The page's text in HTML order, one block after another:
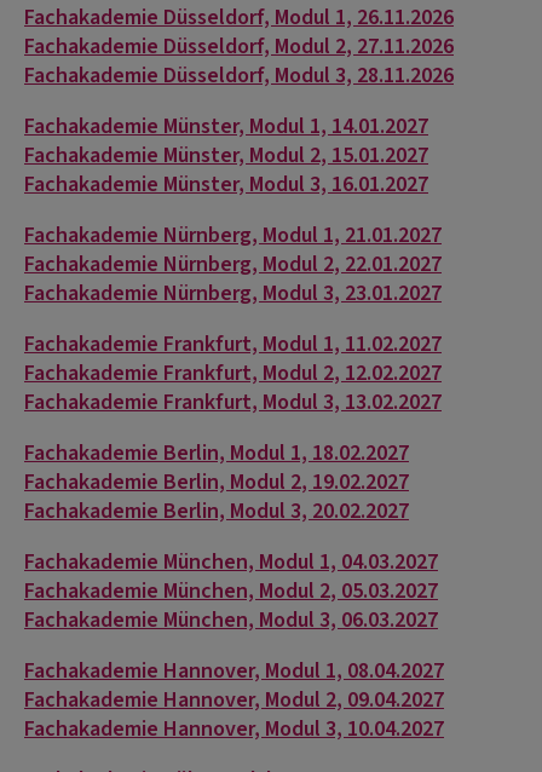
Fachakademie Düsseldorf, Modul 1, 26.11.2026
Fachakademie Düsseldorf, Modul 2, 27.11.2026
Fachakademie Düsseldorf, Modul 3, 28.11.2026
Fachakademie Münster, Modul 1, 14.01.2027
Fachakademie Münster, Modul 2, 15.01.2027
Fachakademie Münster, Modul 3, 16.01.2027
Fachakademie Nürnberg, Modul 1, 21.01.2027
Fachakademie Nürnberg, Modul 2, 22.01.2027
Fachakademie Nürnberg, Modul 3, 23.01.2027
Fachakademie Frankfurt, Modul 1, 11.02.2027
Fachakademie Frankfurt, Modul 2, 12.02.2027
Fachakademie Frankfurt, Modul 3, 13.02.2027
Fachakademie Berlin, Modul 1, 18.02.2027
Fachakademie Berlin, Modul 2, 19.02.2027
Fachakademie Berlin, Modul 3, 20.02.2027
Fachakademie München, Modul 1, 04.03.2027
Fachakademie München, Modul 2, 05.03.2027
Fachakademie München, Modul 3, 06.03.2027
Fachakademie Hannover, Modul 1, 08.04.2027
Fachakademie Hannover, Modul 2, 09.04.2027
Fachakademie Hannover, Modul 3, 10.04.2027